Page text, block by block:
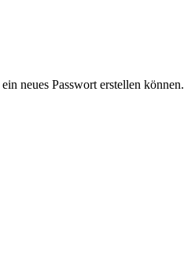
neues Passwort erstellen können.